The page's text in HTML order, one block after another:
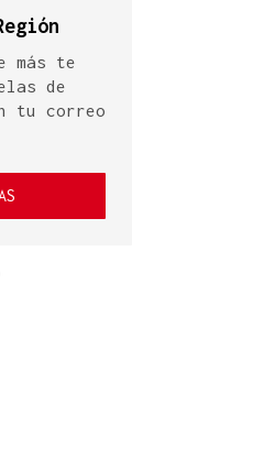
más te
de
tu correo